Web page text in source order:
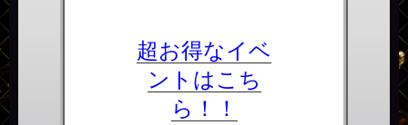
超お得なイベ
ントはこち
ら！！